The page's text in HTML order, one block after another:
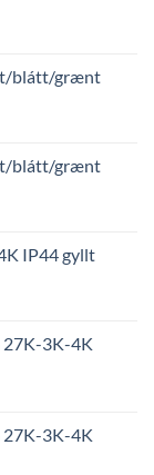
blátt/grænt
blátt/grænt
IP44 gyllt
27K-3K-4K
27K-3K-4K